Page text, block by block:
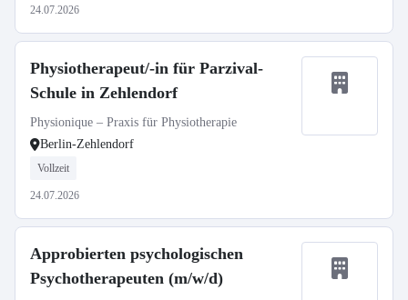
24.07.2026
Physiotherapeut/-in für Parzival-
Schule in Zehlendorf
Physionique – Praxis für Physiotherapie
Berlin-Zehlendorf
Vollzeit
24.07.2026
Approbierten psychologischen
Psychotherapeuten (m/w/d)